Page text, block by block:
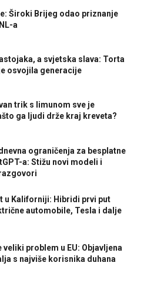
Široki Brijeg odao priznanje
a
a svjetska slava: Torta
osvojila generacije
trik s limunom sve je
ga ljudi drže kraj kreveta?
ograničenja za besplatne
a: Stižu novi modeli i
u Kaliforniji: Hibridi prvi put
automobile, Tesla i dalje
veliki problem u EU: Objavljena
s najviše korisnika duhana